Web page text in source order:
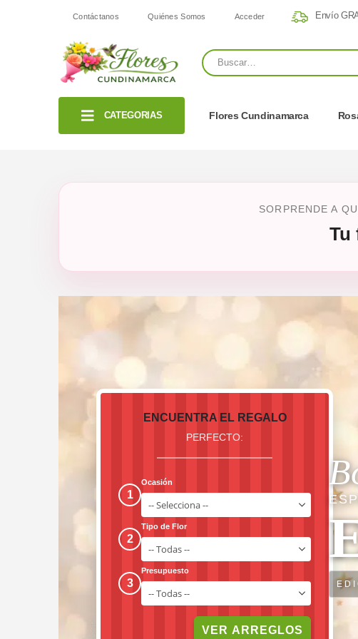
Contáctanos Quiénes Somos Acceder Envío
CATEGORIAS Flores Cundinamarca
SORPRENDE A
Tu
ENCUENTRA EL REGALO
PERFECTO:
1
Ocasión
2
Tipo de Flor
3
Presupuesto
VER ARREGLOS